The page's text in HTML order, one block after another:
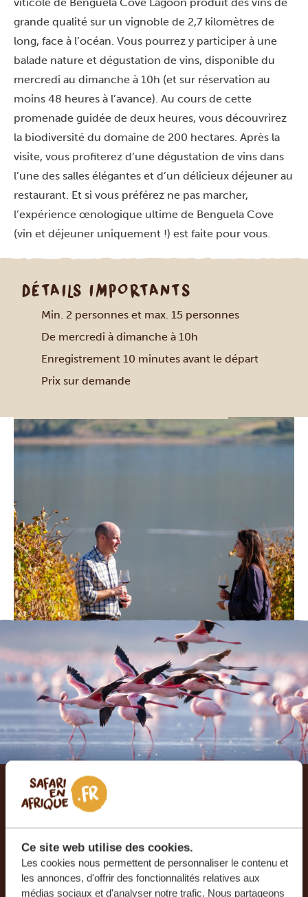
Ce site web utilise des cookies.
Les cookies nous permettent de personnaliser le contenu et
les annonces, d'offrir des fonctionnalités relatives aux
médias sociaux et d'analyser notre trafic. Nous partageons
grande qualité sur un vignoble de 2,7 kilomètres de
long, face à l’océan. Vous pourrez y participer à une
balade nature et dégustation de vins, disponible du
mercredi au dimanche à 10h (et sur réservation au
moins 48 heures à l’avance). Au cours de cette
promenade guidée de deux heures, vous découvrirez
la biodiversité du domaine de 200 hectares. Après la
visite, vous profiterez d’une dégustation de vins dans
l’une des salles élégantes et d’un délicieux déjeuner au
restaurant. Et si vous préférez ne pas marcher,
l’expérience œnologique ultime de Benguela Cove
(vin et déjeuner uniquement !) est faite pour vous.
DÉTAILS IMPORTANTS
Min. 2 personnes et max. 15 personnes
De mercredi à dimanche à 10h
Enregistrement 10 minutes avant le départ
Prix sur demande
Laissez-nous créer votre
voyage sur mesure
RECEVEZ UN DEVIS GRATUIT, SANS
ENGAGEMENT